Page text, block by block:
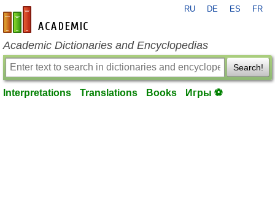
en-academic.com
RU DE ES FR
Academic Dictionaries and Encyclopedias
Search!
Interpretations Translations Books Игры ⚽